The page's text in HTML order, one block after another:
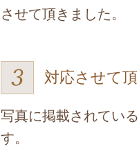
させて頂きました。
対応させて
写真に掲載されてい
す。